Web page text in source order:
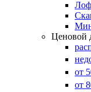
Ценовой
от
от